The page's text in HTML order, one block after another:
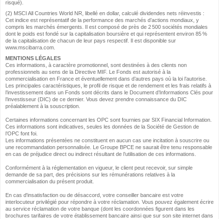
risqué).
(2) MSCI All Countries World NR, libellé en dollar, calculé dividendes nets réinvestis :
Cet indice est représentatif de la performance des marchés d’actions mondiaux, y
compris les marchés émergents. Il est composé de près de 2 500 sociétés mondiales
dont le poids est fondé sur la capitalisation boursière et qui représentent environ 85 %
de la capitalisation de chacun de leur pays respectif. Il est disponible sur
www.mscibarra.com.
MENTIONS LÉGALES
Ces informations, à caractère promotionnel, sont destinées à des clients non
professionnels au sens de la Directive MIF. Le Fonds est autorisé à la
commercialisation en France et éventuellement dans d’autres pays où la loi l’autorise.
Les principales caractéristiques, le profil de risque et de rendement et les frais relatifs à
l’investissement dans un Fonds sont décrits dans le Document d’Informations Clés pour
l’investisseur (DIC) de ce dernier. Vous devez prendre connaissance du DIC
préalablement à la souscription.
Certaines informations concernant les OPC sont fournies par SIX Financial Information.
Ces informations sont indicatives, seules les données de la Société de Gestion de
l’OPC font foi.
Les informations présentées ne constituent en aucun cas une incitation à souscrire ou
une recommandation personnalisée. Le Groupe BPCE ne saurait être tenu responsable
en cas de préjudice direct ou indirect résultant de l’utilisation de ces informations.
Conformément à la réglementation en vigueur, le client peut recevoir, sur simple
demande de sa part, des précisions sur les rémunérations relatives à la
commercialisation du présent produit.
En cas d'insatisfaction ou de désaccord, votre conseiller bancaire est votre
interlocuteur privilégié pour répondre à votre réclamation. Vous pouvez également écrire
au service réclamation de votre banque (dont les coordonnées figurent dans les
brochures tarifaires de votre établissement bancaire ainsi que sur son site internet dans